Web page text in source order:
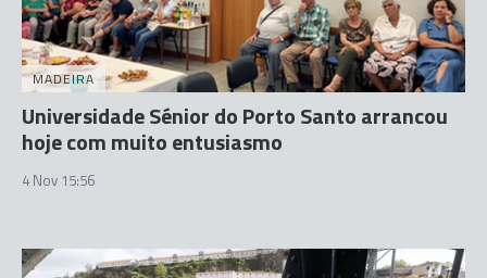
MADEIRA
Universidade Sénior do Porto Santo arrancou
hoje com muito entusiasmo
4 Nov 15:56